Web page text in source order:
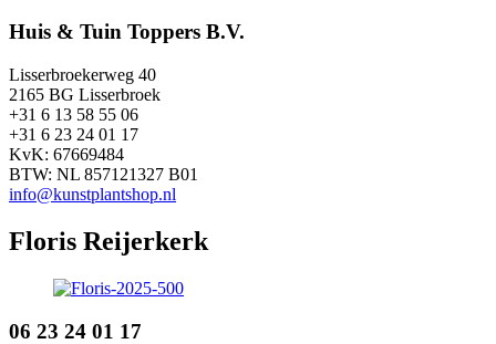
Huis & Tuin Toppers B.V.
Lisserbroekerweg 40
2165 BG Lisserbroek
+31 6 13 58 55 06
+31 6 23 24 01 17
KvK: 67669484
BTW: NL 857121327 B01
info@kunstplantshop.nl
Floris Reijerkerk
06 23 24 01 17